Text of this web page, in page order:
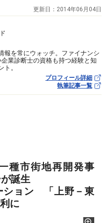
更新日： 2014年06月04日
報を常にウォッチ。ファイナンシ
業診断士の資格も持つ経験と知
。
プロフィール詳細
執筆記事一覧
種市街地再開発事
誕生
ション 「上野－東
に